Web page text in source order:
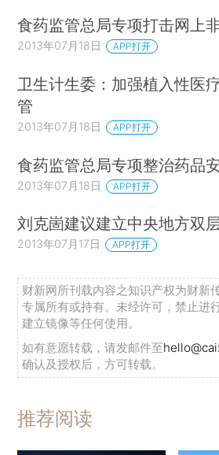
食药监管总局专项打击网上
2013年07月18日 APP打开
卫生计生委：加强植入性医
管
2013年07月18日 APP打开
食药监管总局专项整治药品
2013年07月18日 APP打开
刘克崮建议建立中央地方双
2013年07月17日 APP打开
财新网所刊载内容之知识产权为财新
专属所有或持有。未经许可，禁止进
建立镜像等任何使用。
如有意愿转载，请发邮件至
确认及授权后，方可转载。
推荐阅读